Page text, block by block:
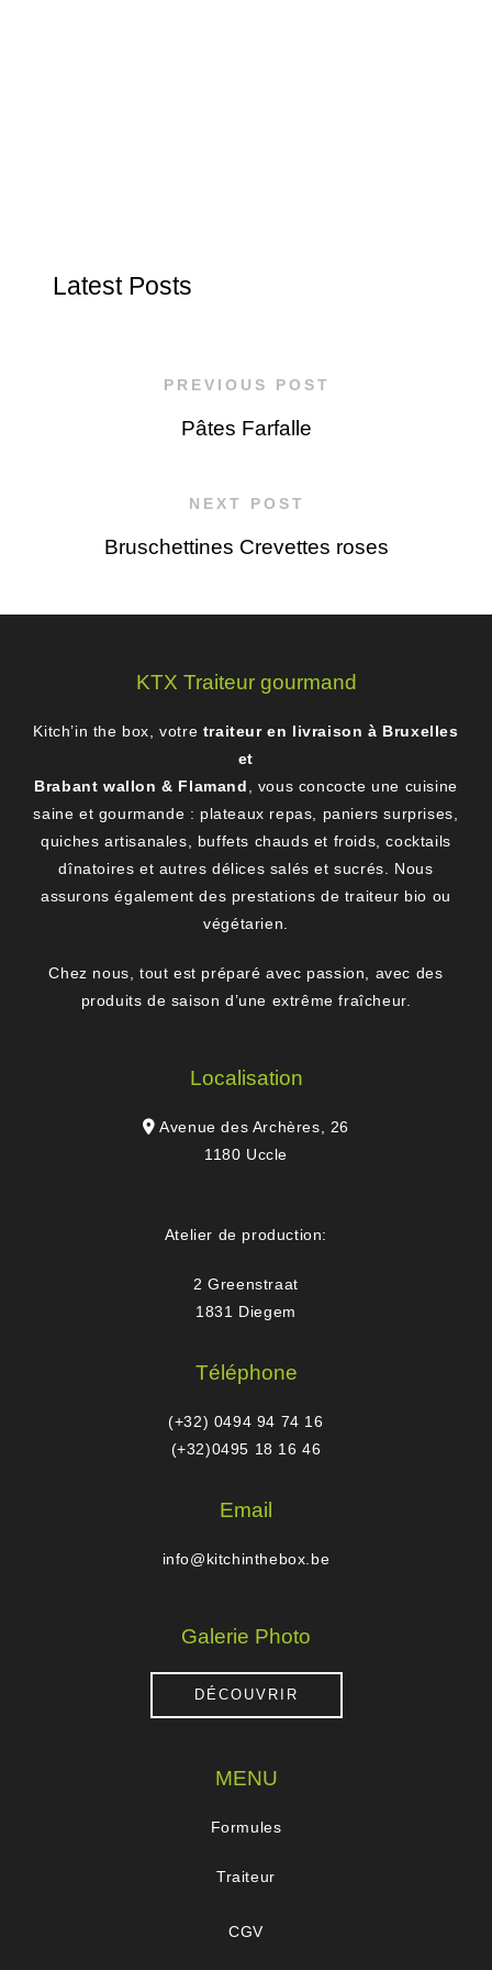
Latest Posts
PREVIOUS POST
Pâtes Farfalle
NEXT POST
Bruschettines Crevettes roses
KTX Traiteur gourmand
Kitch’in the box, votre traiteur en livraison à Bruxelles
et
Brabant wallon & Flamand , vous concocte une cuisine
saine et gourmande : plateaux repas, paniers surprises,
quiches artisanales, buffets chauds et froids, cocktails
dînatoires et autres délices salés et sucrés. Nous
assurons également des prestations de traiteur bio ou
végétarien.
Chez nous, tout est préparé avec passion, avec des
produits de saison d’une extrême fraîcheur.
Localisation
Avenue des Archères, 26
1180 Uccle
Atelier de production:
2 Greenstraat
1831 Diegem
Téléphone
(+32) 0494 94 74 16
(+32)0495 18 16 46
Email
info@kitchinthebox.be
Galerie Photo
DÉCOUVRIR
MENU
Formules
Traiteur
CGV